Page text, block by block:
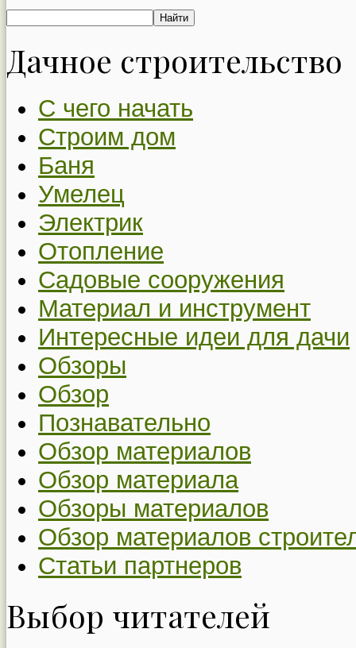
Дачное строительство
С чего начать
Строим дом
Баня
Умелец
Электрик
Отопление
Садовые сооружения
Материал и инструмент
Интересные идеи для дачи
Обзоры
Обзор
Познавательно
Обзор материалов
Обзор материала
Обзоры материалов
Обзор материалов
Статьи партнеров
Выбор читателей